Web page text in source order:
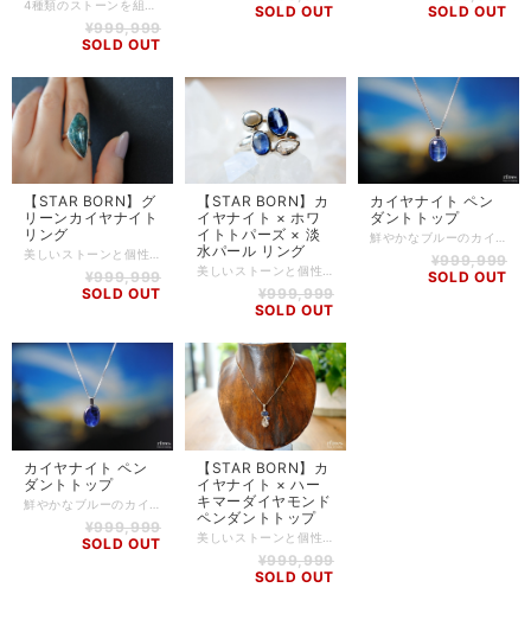
¥999,999
SOLD OUT
SOLD OUT
SOLD OUT
【STAR BORN】グ
リーンカイヤナイト
リング
¥999,999
SOLD OUT
【STAR BORN】カ
イヤナイト × ホワ
イトトパーズ × 淡
水パール リング
¥999,999
SOLD OUT
カイヤナイト ペン
ダントトップ
¥999,999
SOLD OUT
カイヤナイト ペン
ダントトップ
¥999,999
SOLD OUT
【STAR BORN】カ
イヤナイト × ハー
キマーダイヤモンド
ペンダントトップ
¥999,999
SOLD OUT